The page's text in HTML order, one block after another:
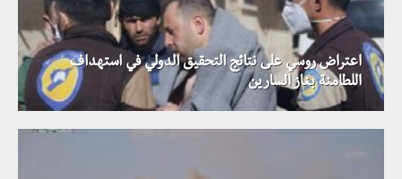
اعتراض روسي على نتائج التحقيق الدولي في استهداف
اللطامنة بغاز السارين